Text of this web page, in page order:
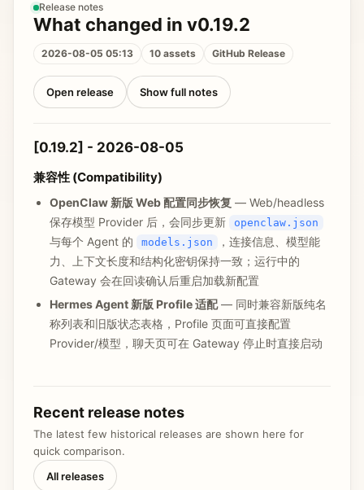
Release notes
What changed in v0.19.2
2026-08-05 05:13 10 assets GitHub Release
Open release Show full notes
[0.19.2] - 2026-08-05
兼容性 (Compatibility)
OpenClaw 新版 Web 配置同步恢复 — Web/headless
保存模型 Provider 后，会同步更新
openclaw.json
与每个 Agent 的 models.json
，连接信息、模型能
力、上下文长度和结构化密钥保持一致；运行中的
Gateway 会在回读确认后重启加载新配置
Hermes Agent 新版 Profile 适配— 同时兼容新版纯名
称列表和旧版状态表格，Profile 页面可直接配置
Provider/模型，聊天页可在 Gateway 停止时直接启动
contextTokens 字段，不再固定为
后同步到主配置和所有 Agent，并在刷新后正确回显
Linux Web 自定义端口
CLAWPANEL_PORT
Recent release notes
The latest few historical releases are shown here for
quick comparison.
All releases